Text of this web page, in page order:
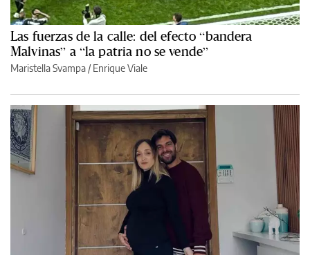
Las fuerzas de la calle: del efecto “bandera
Malvinas” a “la patria no se vende”
Maristella Svampa /Enrique Viale